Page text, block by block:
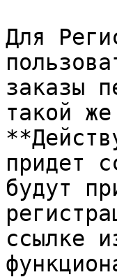
Для
заказы
такой
придет
будут
ссылке